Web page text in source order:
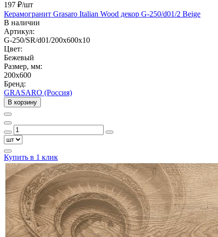
197 ₽/шт
Керамогранит Grasaro Italian Wood декор G-250/d01/2 Beige
В наличии
Артикул:
G-250/SR/d01/200x600x10
Цвет:
Бежевый
Размер, мм:
200x600
Бренд:
GRASARO (Россия)
В корзину
Купить в 1 клик